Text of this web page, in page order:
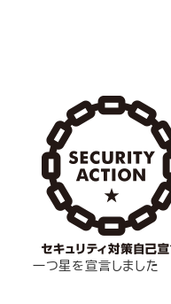
一つ星を宣言しました